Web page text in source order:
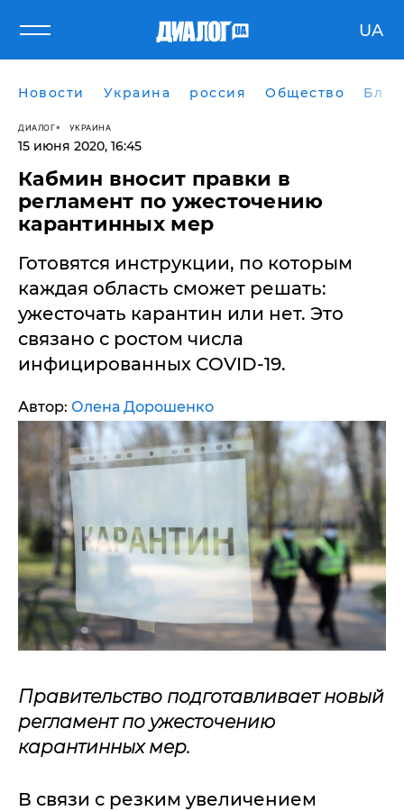
UA
Новости Украина россия Общество
ДИАЛОГ УКРАИНА
15 июня 2020, 16:45
Кабмин вносит правки в
регламент по ужесточению
карантинных мер
Готовятся инструкции, по которым
каждая область сможет решать:
ужесточать карантин или нет. Это
связано с ростом числа
инфицированных COVID-19.
Автор: Олена Дорошенко
Правительство подготавливает новый
регламент по ужесточению
карантинных мер.
В связи с резким увеличением